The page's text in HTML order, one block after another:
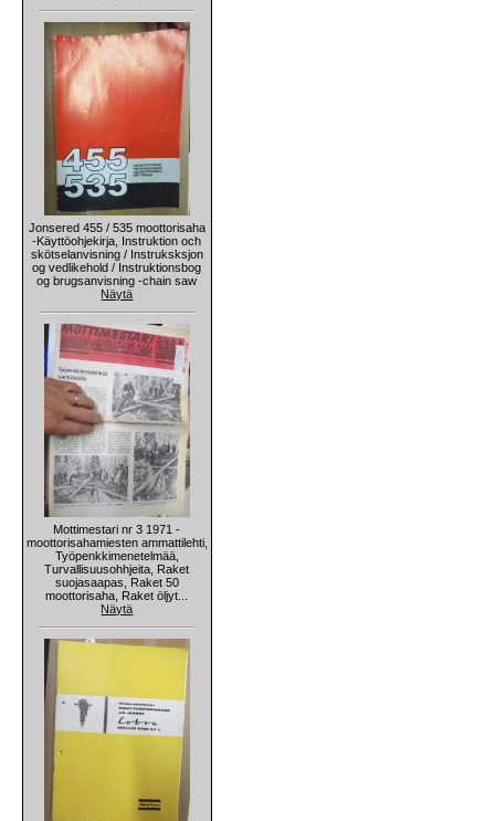
Jonsered 455 / 535 moottorisaha
-Käyttöohjekirja, Instruktion och
skötselanvisning / Instruksksjon
og vedlikehold / Instruktionsbog
og brugsanvisning -chain saw
Näytä
Mottimestari nr 3 1971 -
moottorisahamiesten ammattilehti,
Työpenkkimenetelmää,
Turvallisuusohhjeita, Raket
suojasaapas, Raket 50
moottorisaha, Raket öljyt...
Näytä